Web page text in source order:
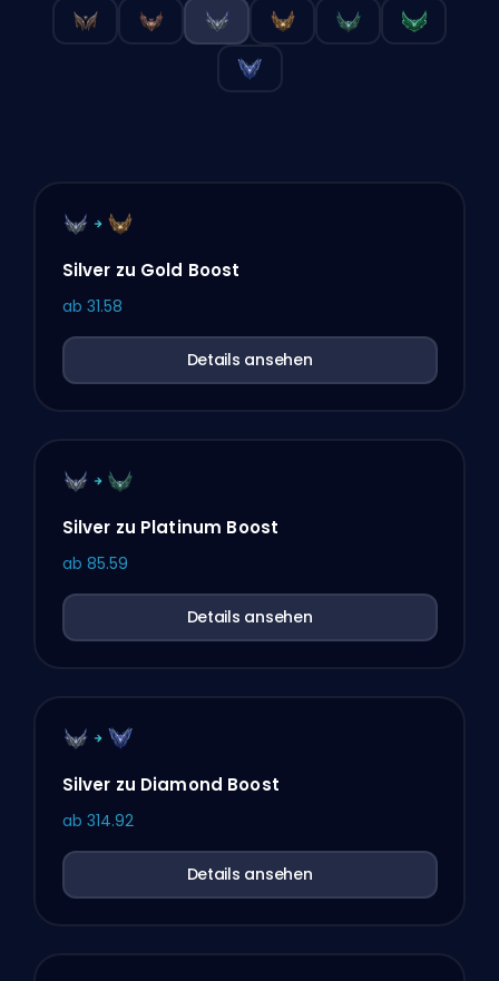
Silver zu Gold Boost
ab 31.58
Details ansehen
Silver zu Platinum Boost
ab 85.59
Details ansehen
Silver zu Diamond Boost
ab 314.92
Details ansehen